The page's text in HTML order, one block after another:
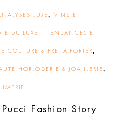
LUXE , VINS ET
DU LUXE – TENDANCES ET
COUTURE & PRÊT-À-PORTER,
HORLOGERIE & JOAILLERIE ,
Fashion Story